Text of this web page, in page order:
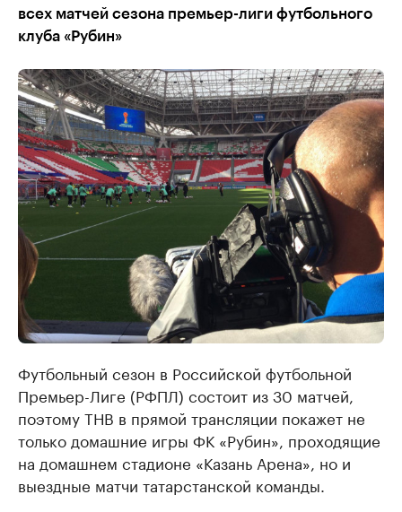
всех матчей сезона премьер-лиги футбольного
клуба «Рубин»
Футбольный сезон в Российской футбольной
Премьер-Лиге (РФПЛ) состоит из 30 матчей,
поэтому ТНВ в прямой трансляции покажет не
только домашние игры ФК «Рубин», проходящие
на домашнем стадионе «Казань Арена», но и
выездные матчи татарстанской команды.